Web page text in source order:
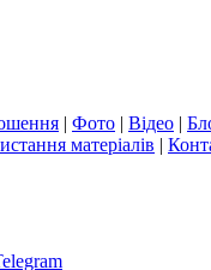
| Фото | Відео |
матеріалів |